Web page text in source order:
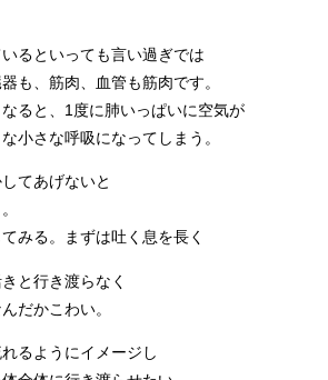
るといっても言い過ぎでは
も、筋肉、血管も筋肉です。
ると、1度に肺いっぱいに空気が
小さな呼吸になってしまう。
てあげないと
みる。まずは吐く息を長く
と行き渡らなく
だかこわい。
るようにイメージし